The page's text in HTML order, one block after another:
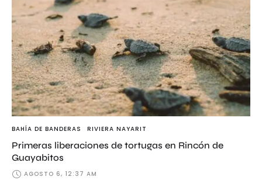
BAHÍA DE BANDERAS RIVIERA NAYARIT
Primeras liberaciones de tortugas en Rincón de
Guayabitos
AGOSTO 6, 12:37 AM